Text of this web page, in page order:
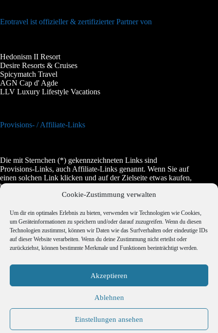
Cookie-Zustimmung verwalten
Um dir ein optimales Erlebnis zu bieten, verwenden wir Technologien wie Cookies,
um Geräteinformationen zu speichern und/oder darauf zuzugreifen. Wenn du diesen
Technologien zustimmst, können wir Daten wie das Surfverhalten oder eindeutige IDs
auf dieser Website verarbeiten. Wenn du deine Zustimmung nicht erteilst oder
zurückziehst, können bestimmte Merkmale und Funktionen beeinträchtigt werden.
Akzeptieren
Ablehnen
Einstellungen ansehen
Erotravel ist offizieller & zertifizierter Partner von
Hedonism II Resort
Desire Resorts & Cruises
Spicymatch Travel
AGN Cap d' Agde
LLV Luxury Lifestyle Vacations
Provisions- / Affiliate-Links
Die mit Sternchen (*) gekennzeichneten Links sind
Provisions-Links, auch Affiliate-Links genannt. Wenn Sie auf
einen solchen Link klicken und auf der Zielseite etwas kaufen,
bekommen wir vom betreffenden Anbieter oder Online-Shop
eine Vermittlerprovision. Es entstehen für Sie keine Nachteile
etwas günstiger.
Jugendschutz
Copyright © 2026 Erotravel - Realisierung Webdesign